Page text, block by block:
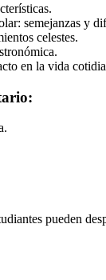
semejanzas y
celestes.
en la vida
pueden